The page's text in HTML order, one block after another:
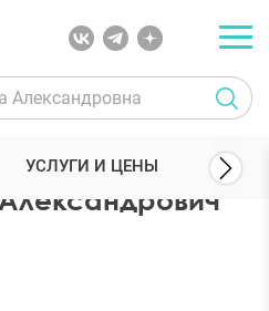
хирурги Лупин Данила
УСЛУГИ И ЦЕНЫ